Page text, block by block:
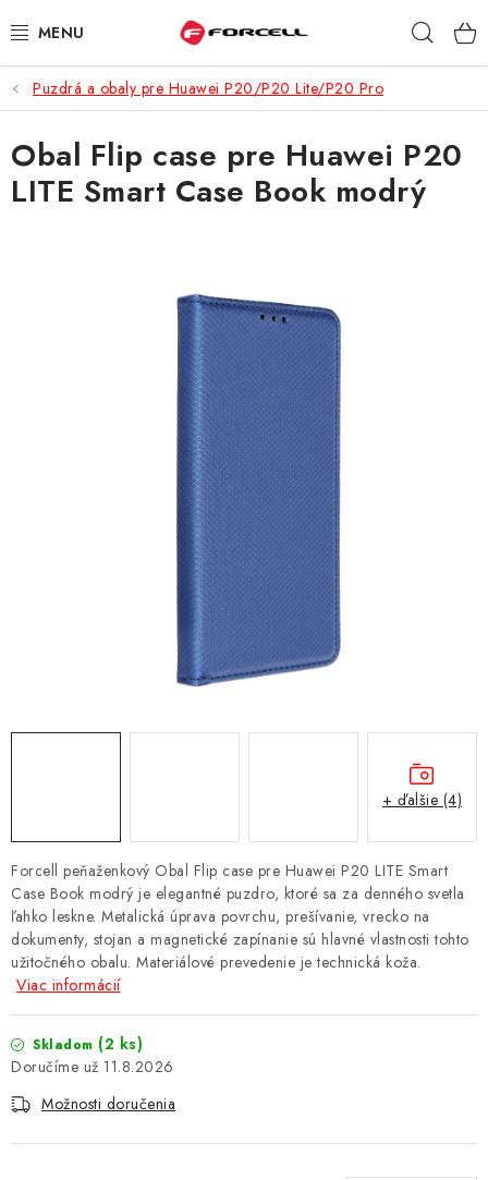
na
PUZDRÁ A OBALY
TVRDENÉ SKLÁ
DÁTOVÉ KÁBLE
BATÉRIE DO MOBILOV
NÁRAMKY NA HODINKY
SLÚCHADLÁ, REPRODUKTORY A MIKROFÓNY
EXKLUZÍVNE ZNAČKY
PRÍSLUŠENSTVO K NOTEBOOKOM A PC
BATÉRIE VARTA
MULTIMÉDIÁ
KAMERY
OSTATNÉ PRÍSLUŠENSTVO
Puzdrá a obaly pre Huawei P20/P20 Lite/P20 Pro
Forcell peňaženkový Obal Flip case pre Huawei P20 LITE Smart
Case Book modrý je elegantné puzdro, ktoré sa za denného svetla
ľahko leskne. Metalická úprava povrchu, prešívanie, vrecko na
dokumenty, stojan a magnetické zapínanie sú hlavné vlastnosti tohto
užitočného obalu. Materiálové prevedenie je technická koža.
Viac informácií
Skladom (2 ks)
11.8.2026
Možnosti doručenia
Obal Flip case pre Huawei P20
LITE Smart Case Book modrý
+ ďalšie (4)